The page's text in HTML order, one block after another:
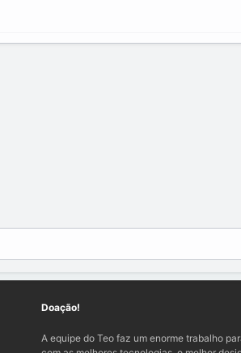
Doação!
A equipe do Teo faz um enorme trabalho